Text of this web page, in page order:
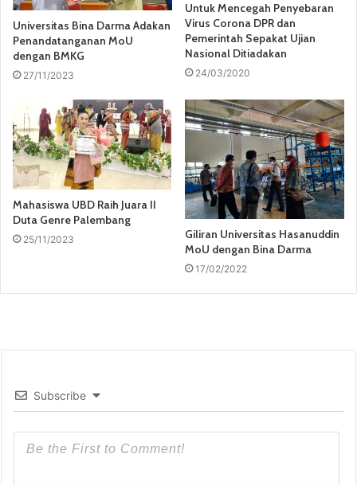
Universitas Bina Darma Adakan
Penandatanganan MoU
dengan BMKG
27/11/2023
Untuk Mencegah Penyebaran
Virus Corona DPR dan
Pemerintah Sepakat Ujian
Nasional Ditiadakan
24/03/2020
Mahasiswa UBD Raih Juara II
Duta Genre Palembang
25/11/2023
Giliran Universitas Hasanuddin
MoU dengan Bina Darma
17/02/2022
Subscribe